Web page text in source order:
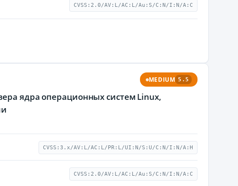
CVSS:2.0/AV:L/AC:L/Au:S/C:N/I:N/A:C
MEDIUM 5.5
ядра операционных систем Linux,
CVSS:3.x/AV:L/AC:L/PR:L/UI:N/S:U/C:N/I:N/A:H
CVSS:2.0/AV:L/AC:L/Au:S/C:N/I:N/A:C